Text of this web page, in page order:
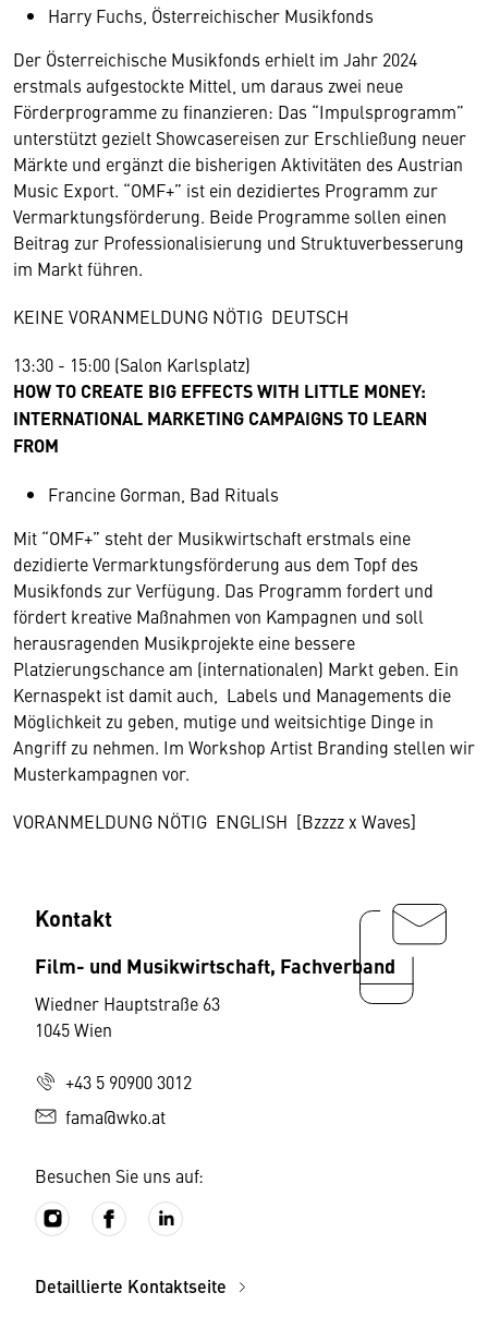
Harry Fuchs, Österreichischer Musikfonds
Der Österreichische Musikfonds erhielt im Jahr 2024
erstmals aufgestockte Mittel, um daraus zwei neue
Förderprogramme zu finanzieren: Das “Impulsprogramm”
unterstützt gezielt Showcasereisen zur Erschließung neuer
Märkte und ergänzt die bisherigen Aktivitäten des Austrian
Music Export. “OMF+” ist ein dezidiertes Programm zur
Vermarktungsförderung. Beide Programme sollen einen
Beitrag zur Professionalisierung und Struktuverbesserung
im Markt führen.
KEINE VORANMELDUNG NÖTIG DEUTSCH
13:30 - 15:00 (Salon Karlsplatz)
HOW TO CREATE BIG EFFECTS WITH LITTLE MONEY:
INTERNATIONAL MARKETING CAMPAIGNS TO LEARN
FROM
Francine Gorman, Bad Rituals
Mit “OMF+” steht der Musikwirtschaft erstmals eine
dezidierte Vermarktungsförderung aus dem Topf des
Musikfonds zur Verfügung. Das Programm fordert und
fördert kreative Maßnahmen von Kampagnen und soll
herausragenden Musikprojekte eine bessere
Platzierungschance am (internationalen) Markt geben. Ein
Kernaspekt ist damit auch, Labels und Managements die
Möglichkeit zu geben, mutige und weitsichtige Dinge in
Angriff zu nehmen. Im Workshop Artist Branding stellen wir
Musterkampagnen vor.
VORANMELDUNG NÖTIG ENGLISH [Bzzzz x Waves]
Kontakt
Film- und Musikwirtschaft, Fachverband
Wiedner Hauptstraße 63
1045 Wien
+43 5 90900 3012
fama@wko.at
Besuchen Sie uns auf:
Detaillierte Kontaktseite